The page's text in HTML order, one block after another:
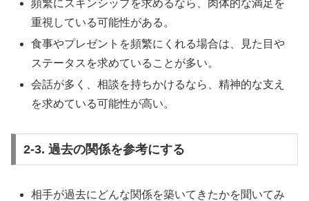
頻繁にスキンシップを求めるなら、肉体的な満足を
重視している可能性がある。
食事やプレゼントを頻繁にくれる場合は、見た目や
ステータスを求めていることが多い。
会話が多く、相談を持ちかけるなら、精神的な支え
を求めている可能性が高い。
2-3. 過去の関係を参考にする
相手が過去にどんな関係を築いてきたかを聞いてみ